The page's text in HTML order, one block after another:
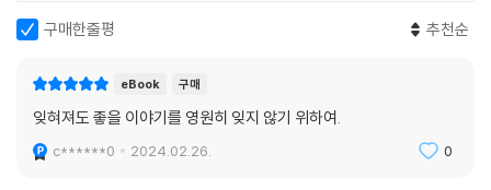
구매한줄평 추천순
eBook 구매
잊혀져도 좋을 이야기를 영원히 잊지 않기 위하여.
c******0 2024.02.26. 0